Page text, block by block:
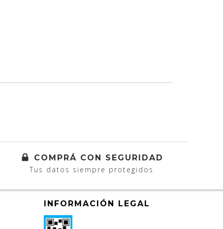
COMPRÁ CON SEGURIDAD
Tus datos siempre protegidos
INFORMACIÓN LEGAL